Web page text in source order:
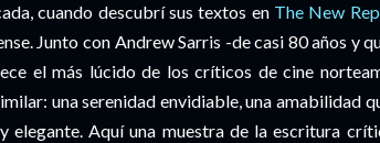
cuando descubrí sus textos en The New
Junto con Andrew Sarris -de casi 80 años y
el más lúcido de los críticos de cine
una serenidad envidiable, una amabilidad
elegante. Aquí una muestra de la escritura